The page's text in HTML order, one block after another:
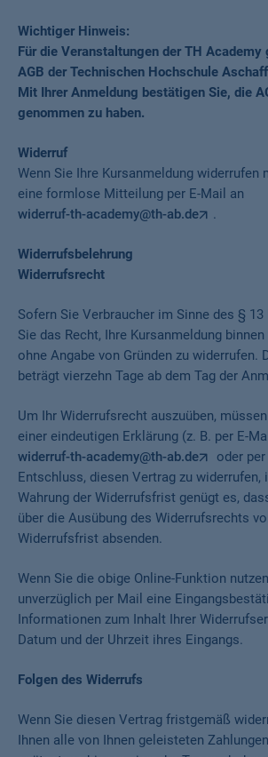
Wichtiger Hinweis:
Für die Veranstaltungen der TH Academy
AGB der Technischen Hochschule
Mit Ihrer Anmeldung bestätigen Sie, die
genommen zu haben.
Widerruf
Wenn Sie Ihre Kursanmeldung widerrufen
eine formlose Mitteilung per E-Mail an
widerruf-th-academy@th-ab.de
.
Widerrufsbelehrung
Widerrufsrecht
Sofern Sie Verbraucher im Sinne des § 13
Sie das Recht, Ihre Kursanmeldung binnen
ohne Angabe von Gründen zu widerrufen.
beträgt vierzehn Tage ab dem Tag der
Um Ihr Widerrufsrecht auszuüben,
einer eindeutigen Erklärung (z. B. per E-
widerruf-th-academy@th-ab.de
oder
Entschluss, diesen Vertrag zu widerrufen,
Wahrung der Widerrufsfrist genügt es,
über die Ausübung des Widerrufsrechts
Widerrufsfrist absenden.
Wenn Sie die obige Online-Funktion
unverzüglich per Mail eine
Informationen zum Inhalt Ihrer
Datum und der Uhrzeit ihres Eingangs.
Folgen des Widerrufs
Wenn Sie diesen Vertrag fristgemäß
Ihnen alle von Ihnen geleisteten